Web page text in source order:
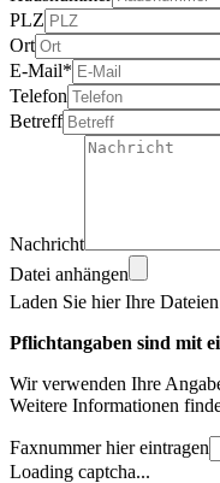
PLZ
Ort
E-Mail*
Telefon
Betreff
Nachricht
Datei anhängen
Laden Sie hier Ihre
Pflichtangaben sind mit
Wir verwenden Ihre
Weitere Informationen
Faxnummer hier eintragen
Loading captcha...